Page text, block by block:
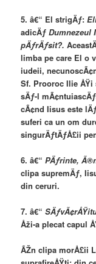
5. â€“ El strigÄƒ:
adicÄƒDumnezeul
pÄƒrÄƒsit?.
limba pe care El o
iudeii,
Sf. Prooroc Ilie ÅŸi
sÄƒ-l
cÃ¢nd Iisus este
suferi ca un om
singurÄƒtÄƒÅ£ii
6. â€“PÄƒrinte,
clipa supremÄƒ,
din ceruri.
7. â€“
Åži-a plecat capul
ÃŽn clipa morÅ£ii